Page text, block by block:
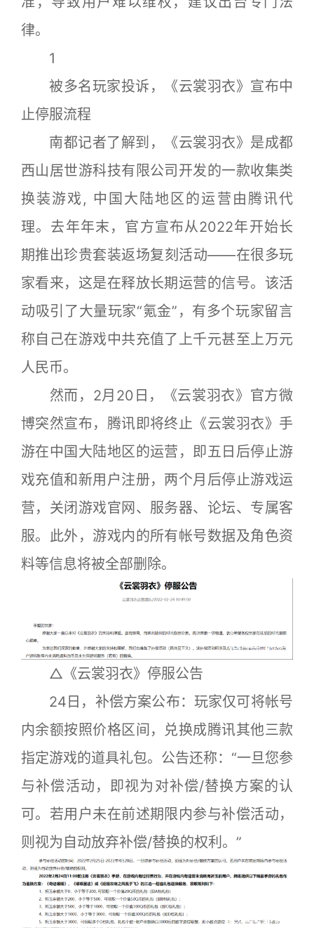
律。
1
被多名玩家投诉，《云裳羽衣》宣布中
止停服流程
南都记者了解到，《云裳羽衣》是成都
西山居世游科技有限公司开发的一款收集类
换装游戏, 中国大陆地区的运营由腾讯代
理。去年年末，官方宣布从2022年开始长
期推出珍贵套装返场复刻活动——在很多玩
家看来，这是在释放长期运营的信号。该活
动吸引了大量玩家“氪金”，有多个玩家留言
称自己在游戏中共充值了上千元甚至上万元
人民币。
然而，2月20日，《云裳羽衣》官方微
博突然宣布，腾讯即将终止《云裳羽衣》手
游在中国大陆地区的运营，即五日后停止游
戏充值和新用户注册，两个月后停止游戏运
营，关闭游戏官网、服务器、论坛、专属客
服。此外，游戏内的所有帐号数据及角色资
料等信息将被全部删除。
△《云裳羽衣》停服公告
24日，补偿方案公布：玩家仅可将帐号
内余额按照价格区间，兑换成腾讯其他三款
指定游戏的道具礼包。公告还称：“一旦您参
与补偿活动，即视为对补偿/替换方案的认
可。若用户未在前述期限内参与补偿活动，
则视为自动放弃补偿/替换的权利。”